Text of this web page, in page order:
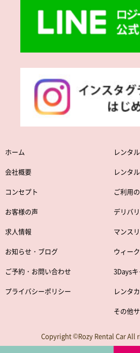
ホーム
会社概要
コンセプト
お客様の声
求人情報
お知らせ・ブログ
ご予約・お問い合わせ
プライバシーポリシー
レンタ
レンタ
ご利用
デリバ
マンス
ウィー
3Days
レンタ
その他
Copyright ©Rozy Rental Car All